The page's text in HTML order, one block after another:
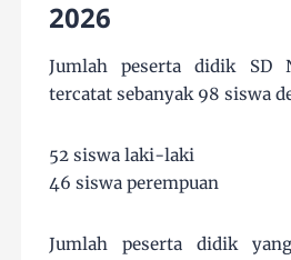
2026
Jumlah peserta didik SD
tercatat sebanyak 98 siswa
52 siswa laki-laki
46 siswa perempuan
Jumlah peserta didik